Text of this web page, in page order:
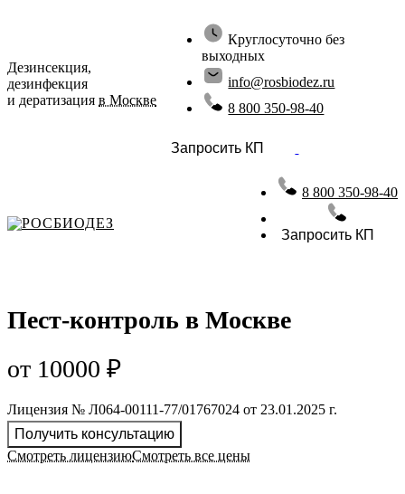
Дезинсекция,
дезинфекция
и дератизация в Москве
Круглосуточно без
выходных
info@rosbiodez.ru
8 800 350-98-40
Запросить КП
РОСБИОДЕЗ
8 800 350-98-40
Запросить КП
Пест-контроль в Москве
от 10000 ₽
Лицензия № Л064-00111-77/01767024 от 23.01.2025 г.
Получить консультацию
Смотреть лицензиюСмотреть все цены